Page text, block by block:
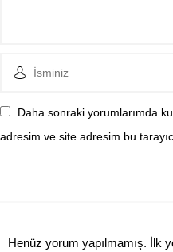
Daha sonraki yorumlarımda
adresim ve site adresim bu
Henüz yorum yapılmamış. İlk